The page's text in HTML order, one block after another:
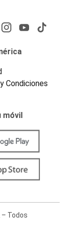
Condiciones
móvil
– Todos